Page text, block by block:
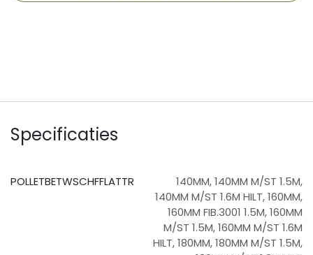
Specificaties
POLLETBETWSCHFFLATTR 140MM,140MM M/ST 1.5M,
140MM M/ST 1.6M HILT,160MM,
160MM FIB.3001 1.5M,160MM
M/ST 1.5M,160MM M/ST 1.6M
HILT,180MM,180MM M/ST 1.5M,